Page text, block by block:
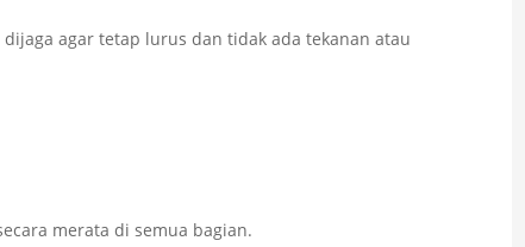
agar tetap lurus dan tidak ada tekanan atau
merata di semua bagian.